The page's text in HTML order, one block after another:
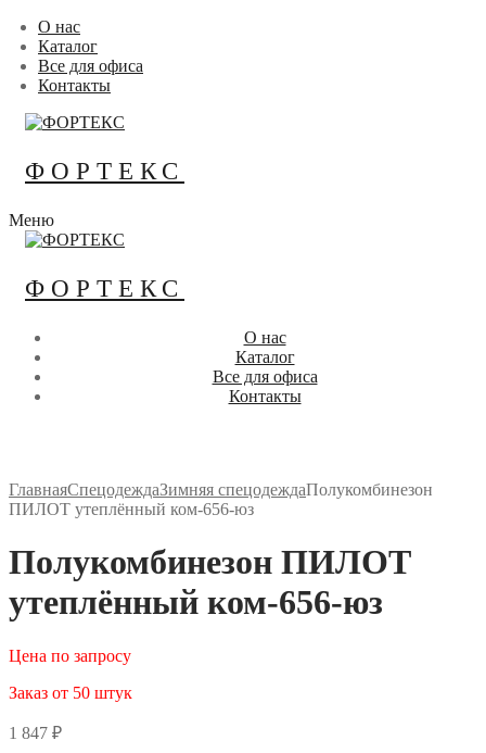
Перейти
содержимому
Меню
Закрыть
О нас
Каталог
Все для офиса
Контакты
ФОРТЕКС
Меню
ФОРТЕКС
О нас
Каталог
Все для офиса
Контакты
ГлавнаяСпецодеждаЗимняя спецодеждаПолукомбинезон
ПИЛОТ утеплённый ком-656-юз
Полукомбинезон ПИЛОТ
утеплённый ком-656-юз
Цена по запросу
Заказ от 50 штук
1 847 ₽